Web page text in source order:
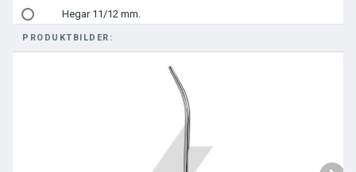
Hegar 11/12 mm.
Hegar 13/14 mm.
PRODUKTBILDER: